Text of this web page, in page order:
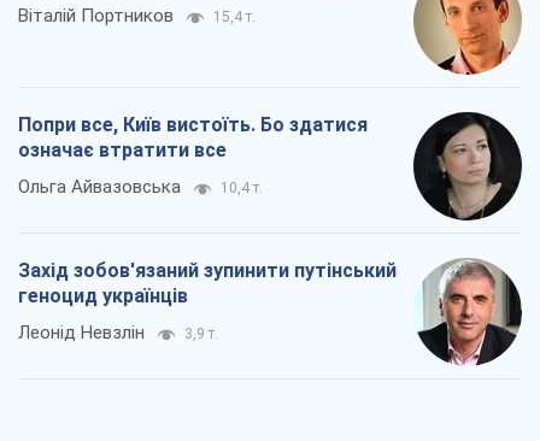
Віталій Портников 15,4 т.
Попри все, Київ вистоїть. Бо здатися
означає втратити все
Ольга Айвазовська 10,4 т.
Захід зобов'язаний зупинити путінський
геноцид українців
Леонід Невзлін 3,9 т.